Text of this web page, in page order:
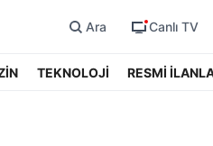
Ara Canlı TV
TEKNOLOJİ RESMİ